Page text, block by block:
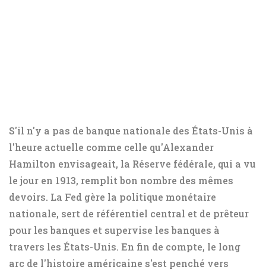
S'il n'y a pas de banque nationale des États-Unis à
l'heure actuelle comme celle qu'Alexander
Hamilton envisageait, la Réserve fédérale, qui a vu
le jour en 1913, remplit bon nombre des mêmes
devoirs. La Fed gère la politique monétaire
nationale, sert de référentiel central et de prêteur
pour les banques et supervise les banques à
travers les États-Unis. En fin de compte, le long
arc de l'histoire américaine s'est penché vers